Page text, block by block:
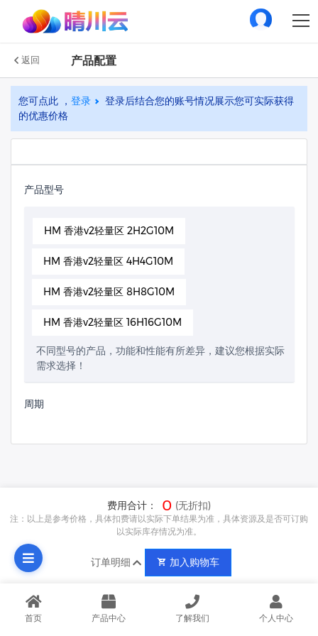
返回 产品配置
您可点此 ， 登录
登录后结合您的账号情况展示您可实际获得
的优惠价格
产品型号
HM 香港v2轻量区 2H2G10M
HM 香港v2轻量区 4H4G10M
HM 香港v2轻量区 8H8G10M
HM 香港v2轻量区 16H16G10M
不同型号的产品，功能和性能有所差异，建议您根据实际
需求选择！
周期
费用合计： 0 (无折扣)
注：以上是参考价格，具体扣费请以实际下单结果为准，具体资源及是否可订购
以实际库存情况为准。
订单明细 加入购物车
首页 产品中心 了解我们 个人中心